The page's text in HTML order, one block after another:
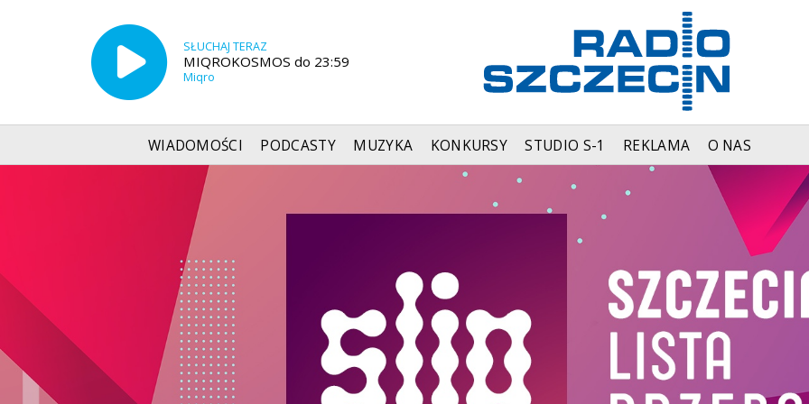
SŁUCHAJ TERAZ
MIQROKOSMOS do 23:59
Miqro
WIADOMOŚCI PODCASTY MUZYKA KONKURSY STUDIO S-1 REKLAMA O NAS